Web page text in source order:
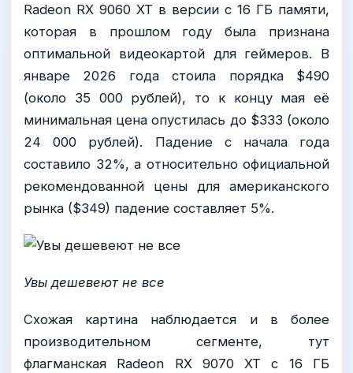
Radeon RX 9060 XT в версии с 16 ГБ памяти,
которая в прошлом году была признана
оптимальной видеокартой для геймеров. В
январе 2026 года стоила порядка $490
(около 35 000 рублей), то к концу мая её
минимальная цена опустилась до $333 (около
24 000 рублей). Падение с начала года
составило 32%, а относительно официальной
рекомендованной цены для американского
рынка ($349) падение составляет 5%.
Увы дешевеют не все
Схожая картина наблюдается и в более
производительном сегменте, тут
флагманская Radeon RX 9070 XT с 16 ГБ